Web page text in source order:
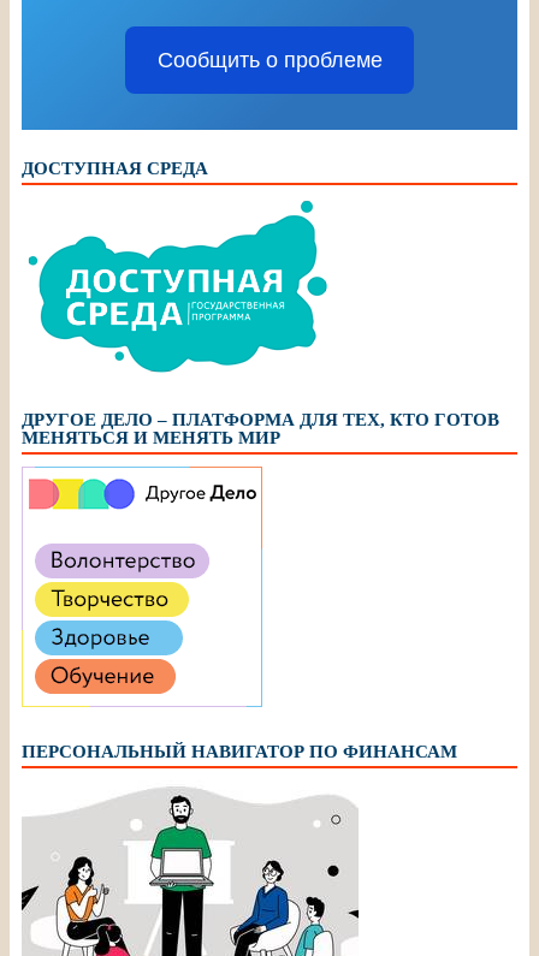
Сообщить о проблеме
ДОСТУПНАЯ СРЕДА
ДРУГОЕ ДЕЛО – ПЛАТФОРМА ДЛЯ ТЕХ, КТО ГОТОВ
МЕНЯТЬСЯ И МЕНЯТЬ МИР
ПЕРСОНАЛЬНЫЙ НАВИГАТОР ПО ФИНАНСАМ